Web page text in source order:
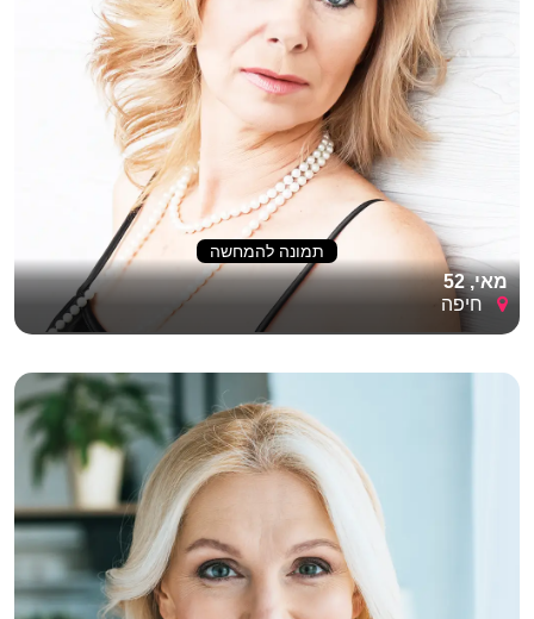
תמונה להמחשה
מאי, 52
חיפה